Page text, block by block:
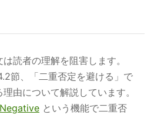
読者の理解を阻害します。
節、「二重否定を避ける」で
由について解説しています。
という機能で二重否